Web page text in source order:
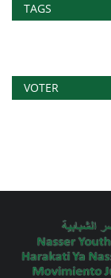
TAGS
VOTER